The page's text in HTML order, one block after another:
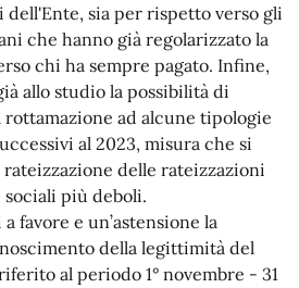
sia per rispetto verso gli
che hanno già regolarizzato la
chi ha sempre pagato. Infine,
allo studio la possibilità di
ad alcune tipologie
al 2023, misura che si
delle rateizzazioni
sociali più deboli.
favore e un’astensione la
della legittimità del
al periodo 1° novembre - 31